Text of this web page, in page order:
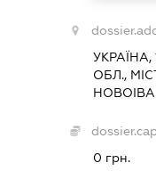
ОБЛ.,
0 грн.